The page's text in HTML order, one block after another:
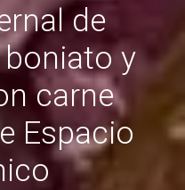
de
y
carne
Espacio